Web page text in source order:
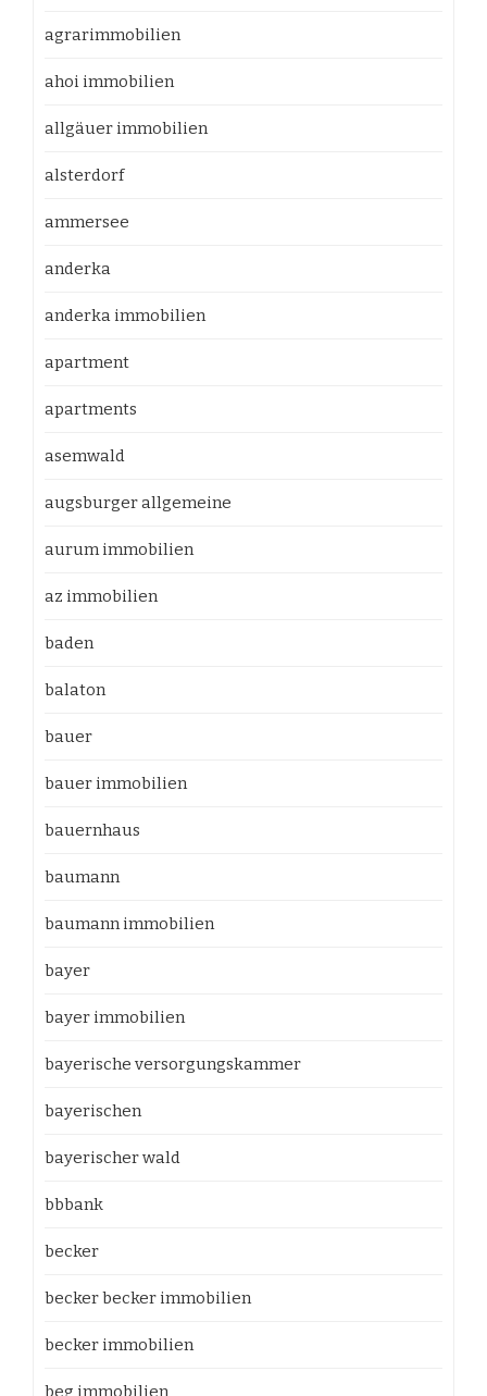
agrarimmobilien
ahoi immobilien
allgäuer immobilien
alsterdorf
ammersee
anderka
anderka immobilien
apartment
apartments
asemwald
augsburger allgemeine
aurum immobilien
az immobilien
baden
balaton
bauer
bauer immobilien
bauernhaus
baumann
baumann immobilien
bayer
bayer immobilien
bayerische versorgungskammer
bayerischen
bayerischer wald
bbbank
becker
becker becker immobilien
becker immobilien
beg immobilien